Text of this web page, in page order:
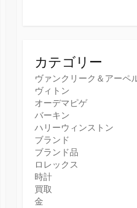
カテゴリー
ヴァンクリーク＆アーペ
ヴィトン
オーデマピゲ
バーキン
ハリーウィンストン
ブランド
ブランド品
ロレックス
時計
買取
金